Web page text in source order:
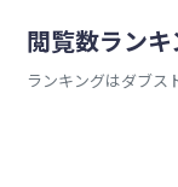
サ
イ
ド
閲覧数ラン
ランキングはダブス